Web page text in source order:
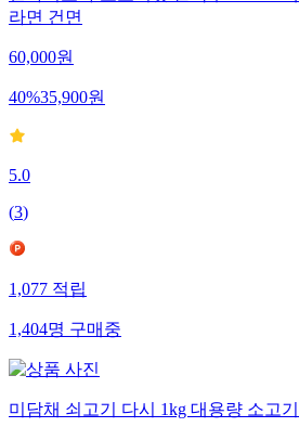
라면 건면
60,000원
40%35,900원
5.0
(3)
1,077적립
1,404명구매중
미담채 쇠고기 다시 1kg 대용량 소고